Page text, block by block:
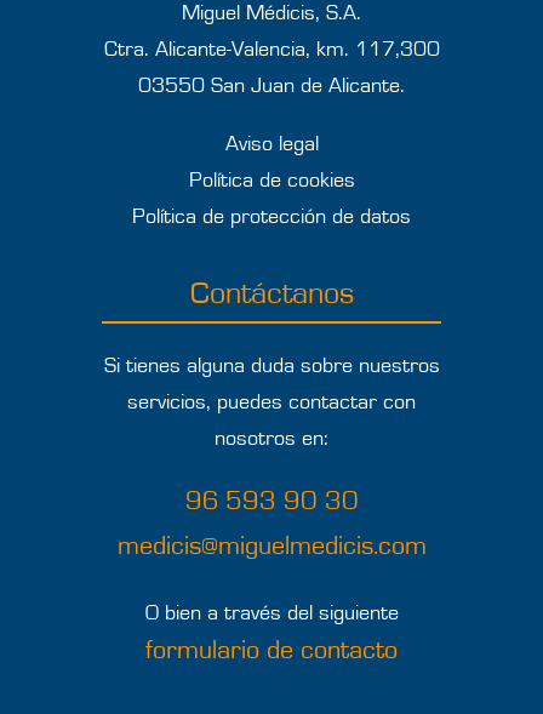
Miguel Médicis, S.A.
Ctra. Alicante-Valencia, km. 117,300
03550 San Juan de Alicante.
Aviso legal
Política de cookies
Política de protección de datos
Contáctanos
Si tienes alguna duda sobre nuestros
servicios, puedes contactar con
nosotros en:
96 593 90 30
medicis@miguelmedicis.com
O bien a través del siguiente
formulario de contacto